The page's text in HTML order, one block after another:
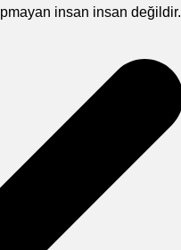
insan insan değildir.